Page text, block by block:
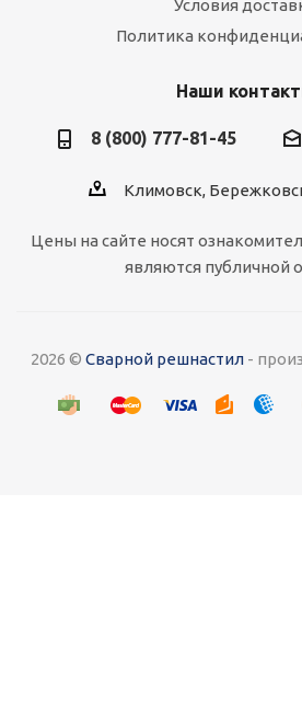
Условия
Политика
Наши
8 (800) 777-81-45
Климовск,
Цены на сайте носят
являются публичной
2026 © Сварной решнастил-